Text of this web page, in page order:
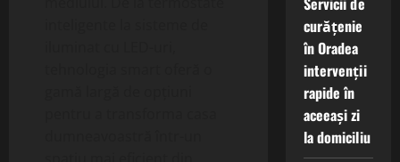
curățenie
în Oradea
intervenții
rapide în
aceeași zi
la domiciliu